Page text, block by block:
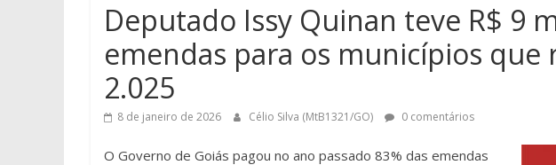
Deputado Issy Quinan teve R$ 9
emendas para os municípios que
2.025
8 de janeiro de 2026 Célio Silva (MtB1321/GO) 0 comentários
O Governo de Goiás pagou no ano passado 83% das emendas